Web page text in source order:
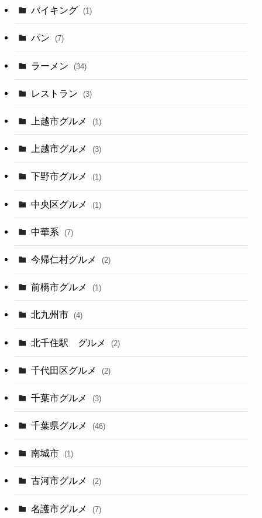
バイキング (1)
パン (7)
ラーメン (34)
レストラン (3)
上越市グルメ (1)
上越市グルメ (3)
下野市グルメ (1)
中央区グルメ (1)
中華系 (7)
今帰仁村グルメ (2)
前橋市グルメ (1)
北九州市 (4)
北千住駅 グルメ (2)
千代田区グルメ (2)
千葉市グルメ (3)
千葉県グルメ (46)
南城市 (1)
古河市グルメ (2)
名護市グルメ (7)